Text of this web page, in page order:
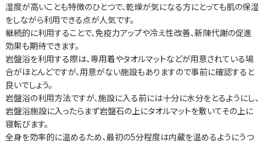
湿度が高いことも特徴のひとつで、乾燥が気になる方にとっても肌の保湿
をしながら利用できる点が人気です。
継続的に利用することで、免疫力アップや冷え性改善、新陳代謝の促進
効果も期待できます。
岩盤浴を利用する際は、専用着やタオルマットなどが用意されている場
合がほとんどですが、用意がない施設もありますので事前に確認すると
良いでしょう。
岩盤浴の利用方法ですが、施設に入る前には十分に水分をとるようにし、
岩盤浴施設に入ったらまず岩盤石の上にタオルマットを敷いてその上に
寝転びます。
全身を効率的に温めるため、最初の5分程度は内蔵を温めるようにうつ